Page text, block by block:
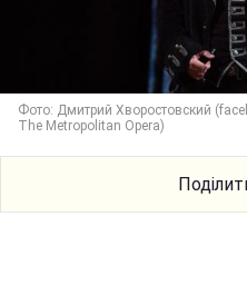
Фото: Дмитрий Хворостовский
The Metropolitan Opera)